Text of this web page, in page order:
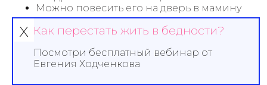
Можно повесить его на дверь в мамину
комнату рано утром в день праздника или
вручит лично.
ВОЛШЕБНОЕ ЯБЛОКО ЖЕЛАНИЙ ИЗ
СОЛЕНОГО ТЕСТА
х Как перестать жить в бедности?
Посмотри бесплатный вебинар от
Евгения Ходченкова